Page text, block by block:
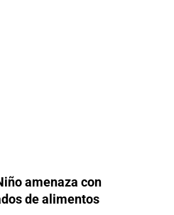
amenaza con
de alimentos